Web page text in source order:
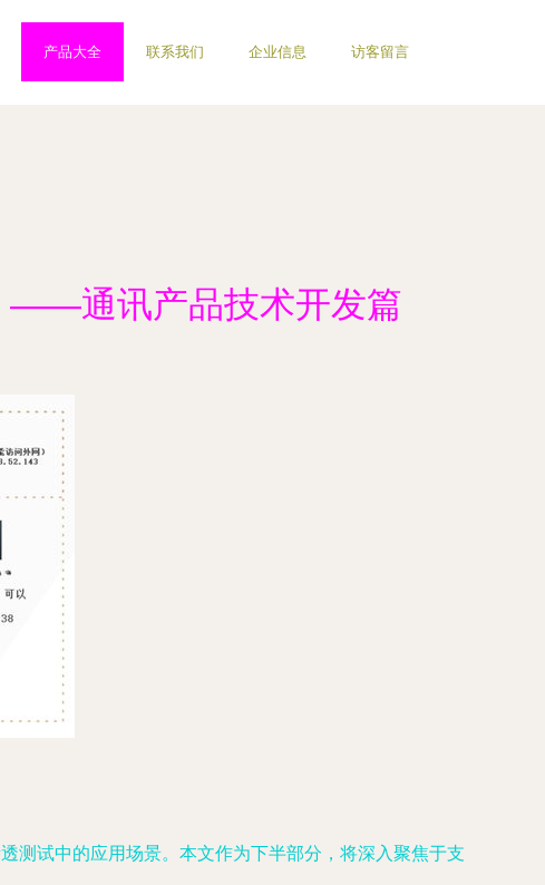
产品大全 联系我们 企业信息 访客留言
——通讯产品技术开发篇
测试中的应用场景。本文作为下半部分，将深入聚焦于支